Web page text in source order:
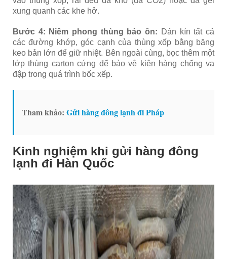
xung quanh các khe hở.
Bước 4: Niêm phong thùng bảo ôn: Dán kín tất cả
các đường khớp, góc cạnh của thùng xốp bằng băng
keo bản lớn để giữ nhiệt. Bên ngoài cùng, bọc thêm một
lớp thùng carton cứng để bảo vệ kiện hàng chống va
đập trong quá trình bốc xếp.
Tham khảo: Gửi hàng đông lạnh đi Pháp
Kinh nghiệm khi gửi hàng đông
lạnh đi Hàn Quốc